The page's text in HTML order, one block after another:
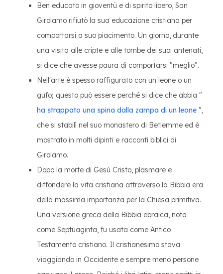
Ben educato in gioventù e di spirito libero, San
Girolamo rifiutò la sua educazione cristiana per
comportarsi a suo piacimento. Un giorno, durante
una visita alle cripte e alle tombe dei suoi antenati,
si dice che avesse paura di comportarsi "meglio".
Nell'arte è spesso raffigurato con un leone o un
gufo; questo può essere perché si dice che abbia "
ha strappato una spina dalla zampa di un leone ",
che si stabilì nel suo monastero di Betlemme ed è
mostrato in molti dipinti e racconti biblici di
Girolamo.
Dopo la morte di Gesù Cristo, plasmare e
diffondere la vita cristiana attraverso la Bibbia era
della massima importanza per la Chiesa primitiva.
Una versione greca della Bibbia ebraica, nota
come Septuaginta, fu usata come Antico
Testamento cristiano. Il cristianesimo stava
viaggiando in Occidente e sempre meno persone